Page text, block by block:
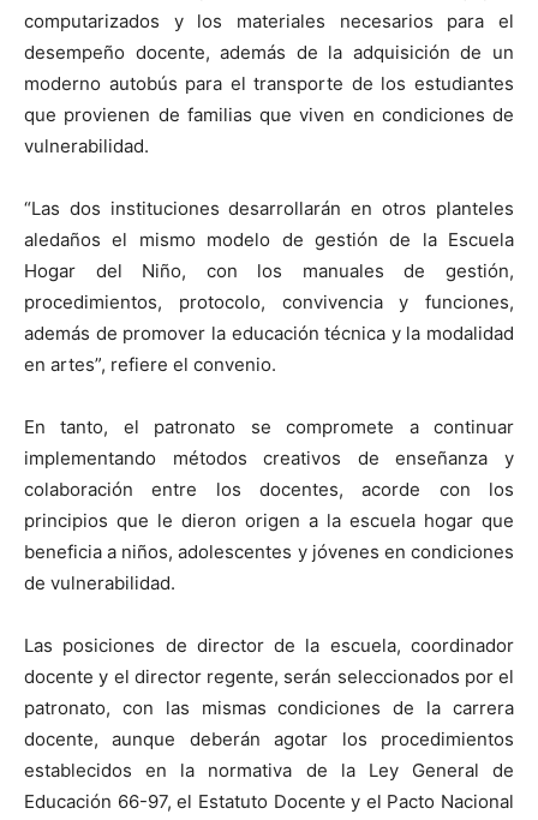
computarizados y los materiales necesarios para el
desempeño docente, además de la adquisición de un
moderno autobús para el transporte de los estudiantes
que provienen de familias que viven en condiciones de
vulnerabilidad.
“Las dos instituciones desarrollarán en otros planteles
aledaños el mismo modelo de gestión de la Escuela
Hogar del Niño, con los manuales de gestión,
procedimientos, protocolo, convivencia y funciones,
además de promover la educación técnica y la modalidad
en artes”, refiere el convenio.
En tanto, el patronato se compromete a continuar
implementando métodos creativos de enseñanza y
colaboración entre los docentes, acorde con los
principios que le dieron origen a la escuela hogar que
beneficia a niños, adolescentes y jóvenes en condiciones
de vulnerabilidad.
Las posiciones de director de la escuela, coordinador
docente y el director regente, serán seleccionados por el
patronato, con las mismas condiciones de la carrera
docente, aunque deberán agotar los procedimientos
establecidos en la normativa de la Ley General de
Educación 66-97, el Estatuto Docente y el Pacto Nacional